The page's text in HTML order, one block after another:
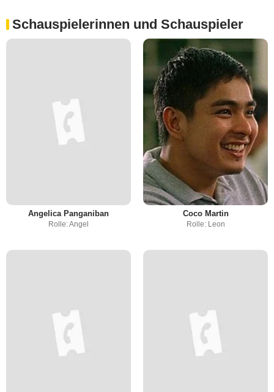
Schauspielerinnen und Schauspieler
Angelica Panganiban
Rolle: Angel
Coco Martin
Rolle: Leon